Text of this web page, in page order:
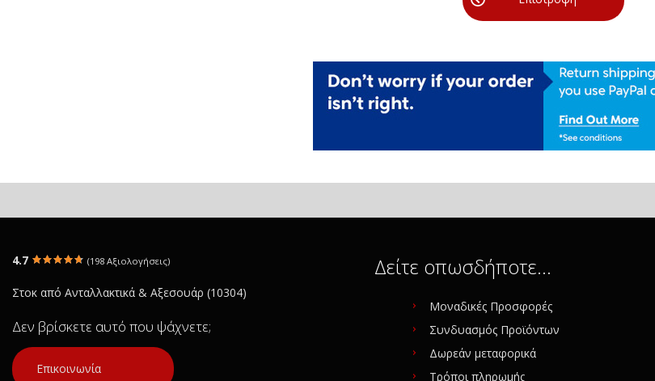
4.7 (198 Αξιολογήσεις)
Στοκ από Ανταλλακτικά & Αξεσουάρ (10304)
Δεν βρίσκετε αυτό που ψάχνετε;
Επικοινωνία
Δείτε οπωσδήποτε…
Μοναδικές Προσφορές
Συνδυασμός Προϊόντων
Δωρεάν μεταφορικά
Τρόποι πληρωμής